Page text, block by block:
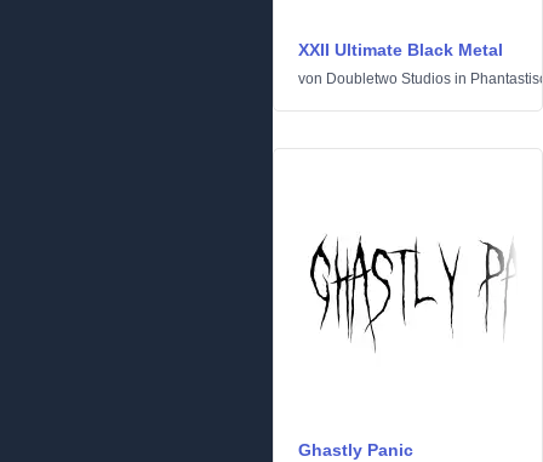
XXII Ultimate Black Metal
von Doubletwo Studios in
Ghastly Panic